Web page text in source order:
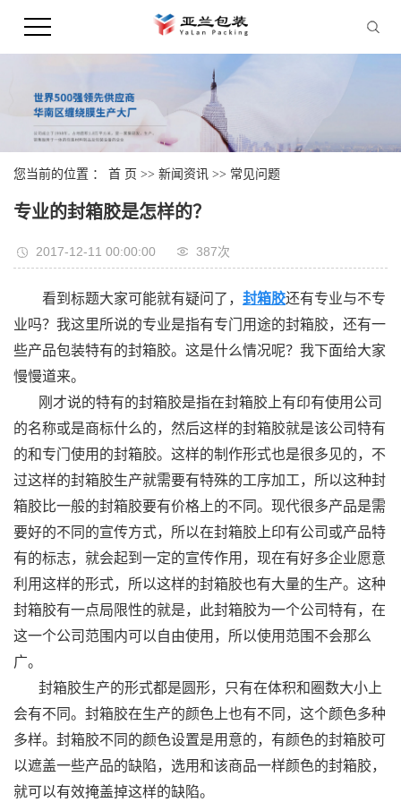
您当前的位置 ： 首 页 >> 新闻资讯 >> 常见问题
专业的封箱胶是怎样的？
2017-12-11 00:00:00 387次
看到标题大家可能就有疑问了， 封箱胶还有专业与不专
业吗？我这里所说的专业是指有专门用途的封箱胶，还有一
些产品包装特有的封箱胶。这是什么情况呢？我下面给大家
慢慢道来。
刚才说的特有的封箱胶是指在封箱胶上有印有使用公司
的名称或是商标什么的，然后这样的封箱胶就是该公司特有
的和专门使用的封箱胶。这样的制作形式也是很多见的，不
过这样的封箱胶生产就需要有特殊的工序加工，所以这种封
箱胶比一般的封箱胶要有价格上的不同。现代很多产品是需
要好的不同的宣传方式，所以在封箱胶上印有公司或产品特
有的标志，就会起到一定的宣传作用，现在有好多企业愿意
利用这样的形式，所以这样的封箱胶也有大量的生产。这种
封箱胶有一点局限性的就是，此封箱胶为一个公司特有，在
这一个公司范围内可以自由使用，所以使用范围不会那么
广。
封箱胶生产的形式都是圆形，只有在体积和圈数大小上
会有不同。封箱胶在生产的颜色上也有不同，这个颜色多种
多样。封箱胶不同的颜色设置是用意的，有颜色的封箱胶可
以遮盖一些产品的缺陷，选用和该商品一样颜色的封箱胶，
就可以有效掩盖掉这样的缺陷。